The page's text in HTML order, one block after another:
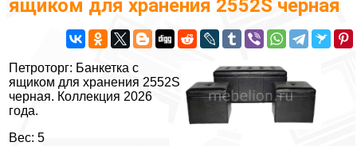
ящиком для хранения 2552S черная
Петроторг: Банкетка с
ящиком для хранения 2552S
черная. Коллекция 2026
года.
Вес: 5